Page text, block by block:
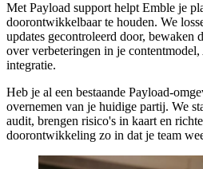
Met Payload support helpt Emble je
doorontwikkelbaar te houden. We
updates gecontroleerd door, bewaken
over verbeteringen in je
integratie.
Heb je al een bestaande Payload-
overnemen van je huidige partij. We
audit, brengen risico's in kaart en
doorontwikkeling zo in dat je team